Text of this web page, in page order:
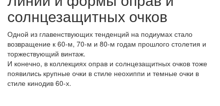
солнцезащитных очков
Одной из главенствующих тенденций на подиумах стало
возвращение к 60-м, 70-м и 80-м годам прошлого столетия и
торжествующий винтаж.
И конечно, в коллекциях оправ и солнцезащитных очков тоже
появились крупные очки в стиле неохиппи и темные очки в
стиле кинодив 60-х.